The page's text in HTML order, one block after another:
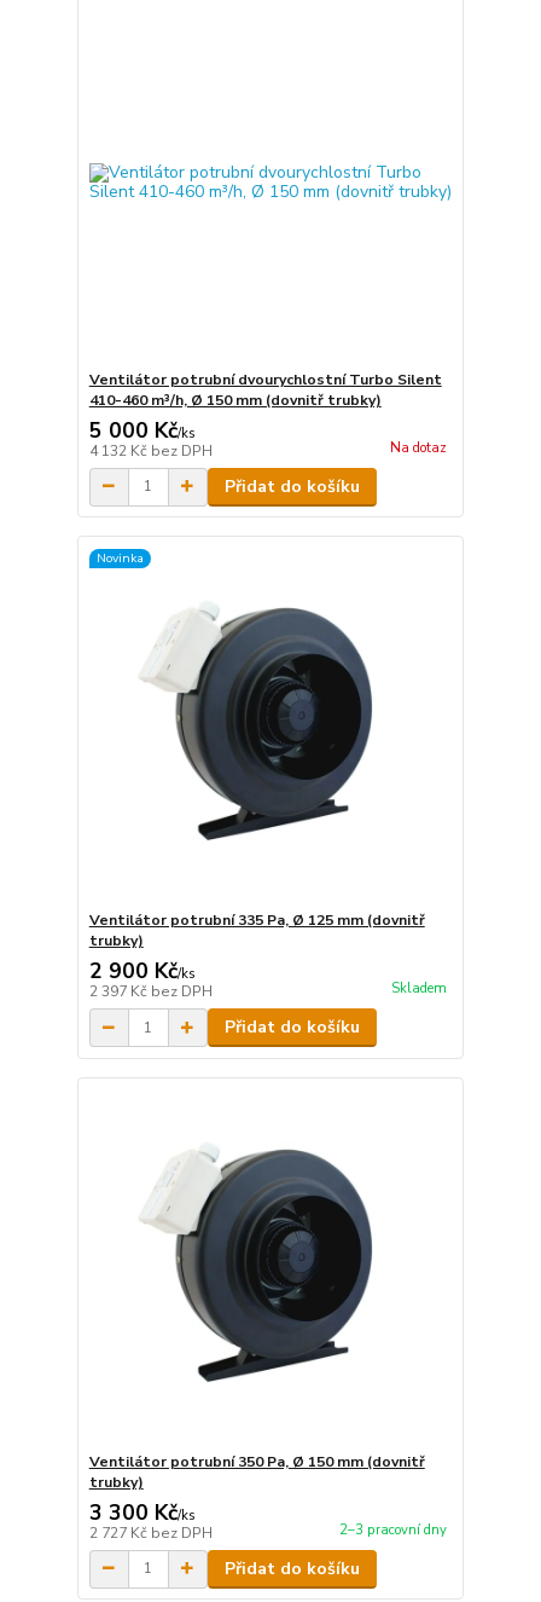
Ventilátor potrubní dvourychlostní Turbo Silent
410-460 m³/h, Ø 150 mm (dovnitř trubky)
5 000 Kč/ks
4 132 Kč bez DPH Na dotaz
Přidat do košíku
Novinka
Ventilátor potrubní 335 Pa, Ø 125 mm (dovnitř
trubky)
2 900 Kč/ks
2 397 Kč bez DPH Skladem
Přidat do košíku
Ventilátor potrubní 350 Pa, Ø 150 mm (dovnitř
trubky)
3 300 Kč/ks
2 727 Kč bez DPH 2–3 pracovní dny
Přidat do košíku